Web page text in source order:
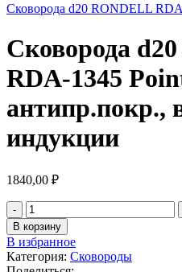
Сковорода d20 RONDELL
Сковорода
RDA-1345
антипр.покр.,
индукции
1840,00 ₽
Количество
товара
Сковорода
d20
RONDELL
В корзину
В избранное
Категория: Сковороды